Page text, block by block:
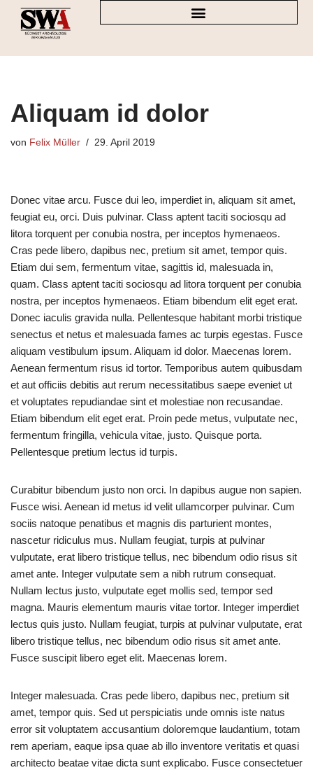
Zum
Inhalt
Aliquam id dolor
von Felix Müller 29. April 2019
Donec vitae arcu. Fusce dui leo, imperdiet in, aliquam sit amet,
feugiat eu, orci. Duis pulvinar. Class aptent taciti sociosqu ad
litora torquent per conubia nostra, per inceptos hymenaeos.
Cras pede libero, dapibus nec, pretium sit amet, tempor quis.
Etiam dui sem, fermentum vitae, sagittis id, malesuada in,
quam. Class aptent taciti sociosqu ad litora torquent per conubia
nostra, per inceptos hymenaeos. Etiam bibendum elit eget erat.
Donec iaculis gravida nulla. Pellentesque habitant morbi tristique
senectus et netus et malesuada fames ac turpis egestas. Fusce
aliquam vestibulum ipsum. Aliquam id dolor. Maecenas lorem.
Aenean fermentum risus id tortor. Temporibus autem quibusdam
et aut officiis debitis aut rerum necessitatibus saepe eveniet ut
et voluptates repudiandae sint et molestiae non recusandae.
Etiam bibendum elit eget erat. Proin pede metus, vulputate nec,
fermentum fringilla, vehicula vitae, justo. Quisque porta.
Pellentesque pretium lectus id turpis.
Curabitur bibendum justo non orci. In dapibus augue non sapien.
Fusce wisi. Aenean id metus id velit ullamcorper pulvinar. Cum
sociis natoque penatibus et magnis dis parturient montes,
nascetur ridiculus mus. Nullam feugiat, turpis at pulvinar
vulputate, erat libero tristique tellus, nec bibendum odio risus sit
amet ante. Integer vulputate sem a nibh rutrum consequat.
Nullam lectus justo, vulputate eget mollis sed, tempor sed
magna. Mauris elementum mauris vitae tortor. Integer imperdiet
lectus quis justo. Nullam feugiat, turpis at pulvinar vulputate, erat
libero tristique tellus, nec bibendum odio risus sit amet ante.
Fusce suscipit libero eget elit. Maecenas lorem.
Integer malesuada. Cras pede libero, dapibus nec, pretium sit
amet, tempor quis. Sed ut perspiciatis unde omnis iste natus
error sit voluptatem accusantium doloremque laudantium, totam
rem aperiam, eaque ipsa quae ab illo inventore veritatis et quasi
architecto beatae vitae dicta sunt explicabo. Fusce consectetuer